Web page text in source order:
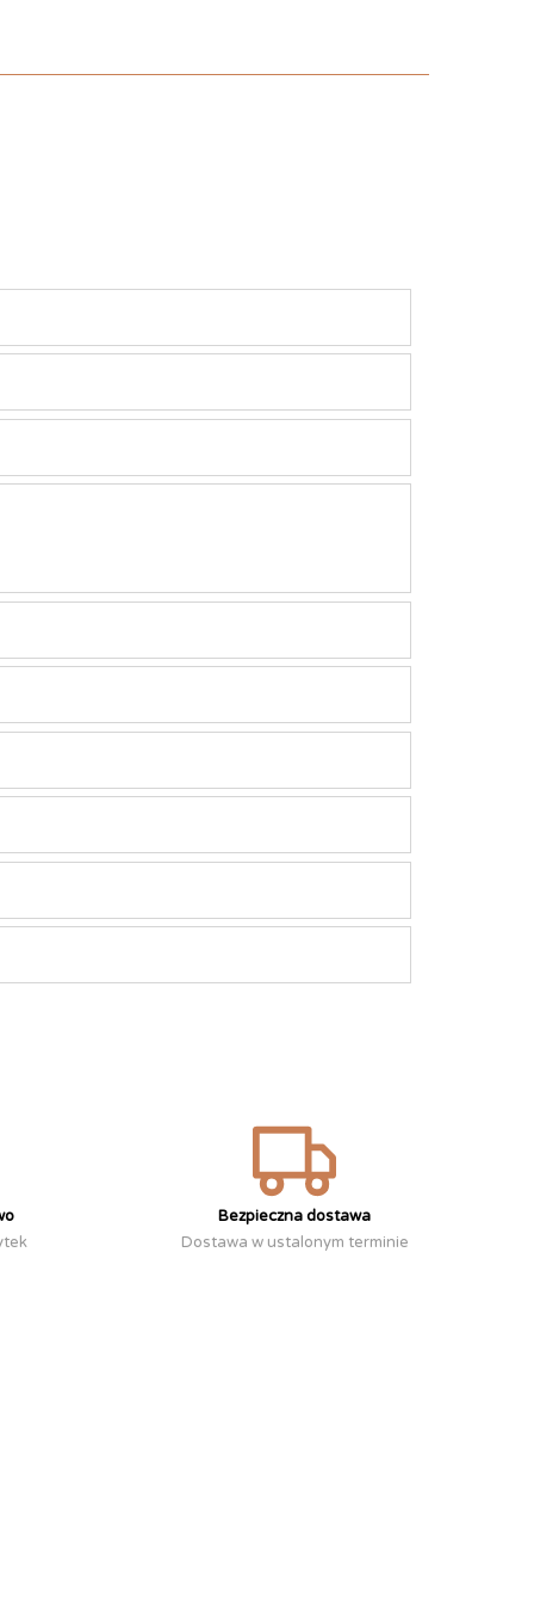
Bezpieczna dostawa
Dostawa w ustalonym terminie